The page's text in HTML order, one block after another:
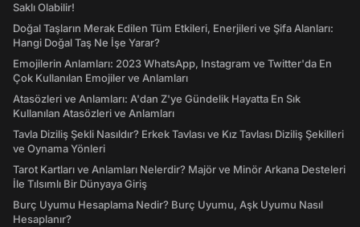
Saklı Olabilir!
Doğal Taşların Merak Edilen Tüm Etkileri, Enerjileri ve Şifa Alanları:
Hangi Doğal Taş Ne İşe Yarar?
Emojilerin Anlamları: 2023 WhatsApp, Instagram ve Twitter'da En
Çok Kullanılan Emojiler ve Anlamları
Atasözleri ve Anlamları: A'dan Z'ye Gündelik Hayatta En Sık
Kullanılan Atasözleri ve Anlamları
Tavla Diziliş Şekli Nasıldır? Erkek Tavlası ve Kız Tavlası Diziliş Şekilleri
ve Oynama Yönleri
Tarot Kartları ve Anlamları Nelerdir? Majör ve Minör Arkana Desteleri
İle Tılsımlı Bir Dünyaya Giriş
Burç Uyumu Hesaplama Nedir? Burç Uyumu, Aşk Uyumu Nasıl
Hesaplanır?